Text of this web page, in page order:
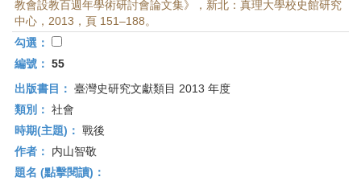
教會設教百週年學術研討會論文集》，新北：真理大學校史館研究
中心，2013，頁 151–188。
勾選：
編號： 55
出版書目： 臺灣史研究文獻類目 2013 年度
類別： 社會
時期(主題)： 戰後
作者：
内山智敬
題名 (點擊閱讀)：